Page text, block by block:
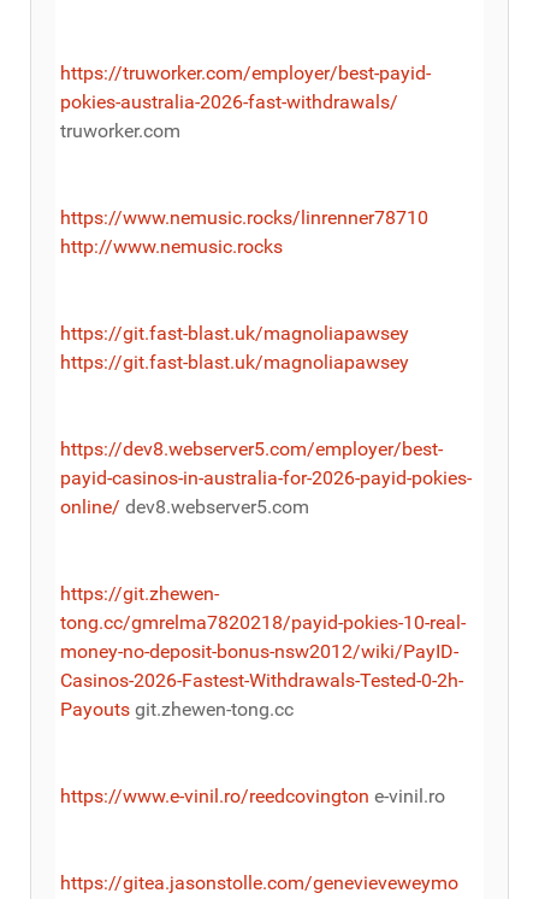
https://truworker.com/employer/best-payid-
pokies-australia-2026-fast-withdrawals/
truworker.com
https://www.nemusic.rocks/linrenner78710
http://www.nemusic.rocks
https://git.fast-blast.uk/magnoliapawsey
https://git.fast-blast.uk/magnoliapawsey
https://dev8.webserver5.com/employer/best-
payid-casinos-in-australia-for-2026-payid-pokies-
online/ dev8.webserver5.com
https://git.zhewen-
tong.cc/gmrelma7820218/payid-pokies-10-real-
money-no-deposit-bonus-nsw2012/wiki/PayID-
Casinos-2026-Fastest-Withdrawals-Tested-0-2h-
Payouts git.zhewen-tong.cc
https://www.e-vinil.ro/reedcovington e-vinil.ro
https://gitea.jasonstolle.com/genevieveweymo